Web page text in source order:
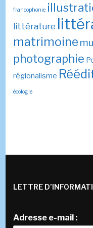
francophonie
littérature
matrimoine
photographie
régionalisme
écologie
LETTRE
Adresse e-mail :